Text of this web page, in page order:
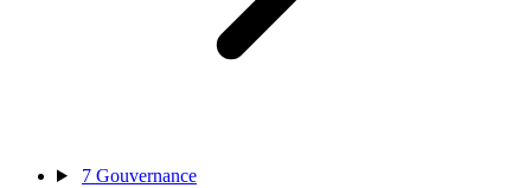
7 Gouvernance